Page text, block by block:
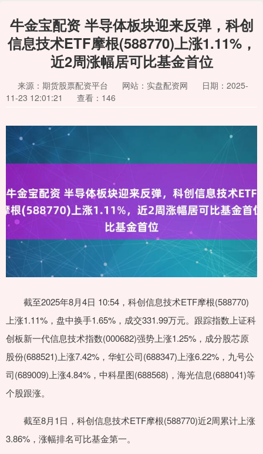
牛金宝配资 半导体板块迎来反弹，科创
信息技术ETF摩根(588770)上涨1.11%，
近2周涨幅居可比基金首位
来源：期货股票配资平台 网站：实盘配资网
日期：2025-
11-23 12:01:21
查看：146
截至2025年8月4日 10:54，科创信息技术ETF摩根(588770)
上涨1.11%，盘中换手1.65%，成交331.99万元。跟踪指数上证科
创板新一代信息技术指数(000682)强势上涨1.25%，成分股芯原
股份(688521)上涨7.42%，华虹公司(688347)上涨6.22%，九号公
司(689009)上涨4.84%，中科星图(688568)，海光信息(688041)等
个股跟涨。
截至8月1日，科创信息技术ETF摩根(588770)近2周累计上涨
3.86%，涨幅排名可比基金第一。